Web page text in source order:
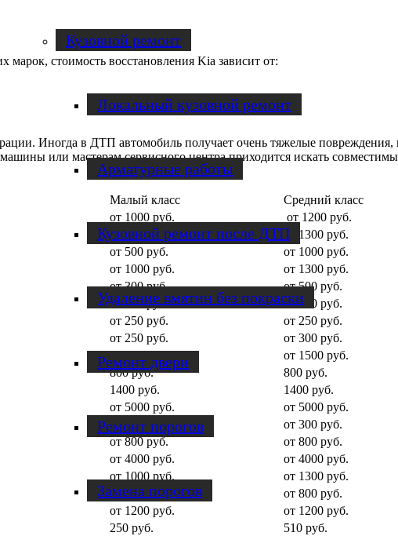
Кузовной ремонт
Локальный кузовной ремонт
Арматурные работы
Кузовной ремонт после ДТП
Удаление вмятин без покраски
Ремонт двери
Ремонт порогов
Замена порогов
стоимость восстановления Kia зависит от:
Иногда в ДТП автомобиль получает очень тяжелые
или мастерам сервисного центра приходится искать
Малый класс Средний класс
от 1000 руб. от 1200 руб.
от 1000 руб. от 1300 руб.
от 500 руб. от 1000 руб.
от 1000 руб. от 1300 руб.
от 300 руб. от 500 руб.
от 300 руб. от 300 руб.
от 250 руб. от 250 руб.
от 250 руб. от 300 руб.
от 1500 руб. от 1500 руб.
800 руб. 800 руб.
1400 руб. 1400 руб.
от 5000 руб. от 5000 руб.
от 300 руб. от 300 руб.
от 800 руб. от 800 руб.
от 4000 руб. от 4000 руб.
от 1000 руб. от 1300 руб.
от 800 руб. от 800 руб.
от 1200 руб. от 1200 руб.
250 руб. 510 руб.